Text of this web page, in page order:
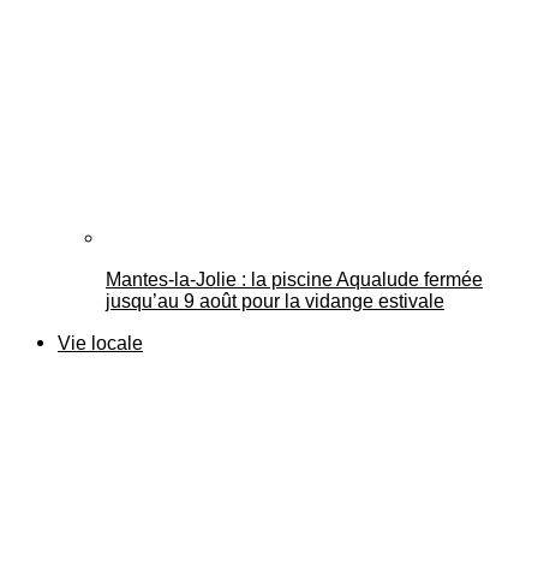
Mantes-la-Jolie : la piscine Aqualude fermée
jusqu’au 9 août pour la vidange estivale
Vie locale